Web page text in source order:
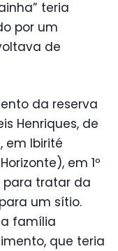
teria
por um
de
da reserva
Henriques, de
em Ibirité
em 1º
para tratar da
um sítio.
família
que teria